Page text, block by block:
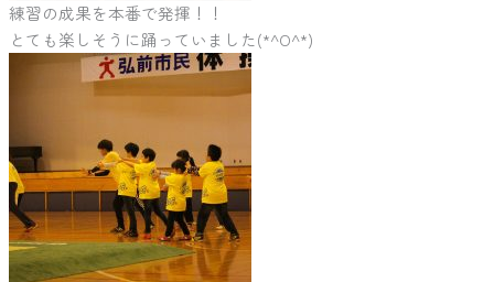
練習の成果を本番で発揮！！
とても楽しそうに踊っていました(*^O^*)